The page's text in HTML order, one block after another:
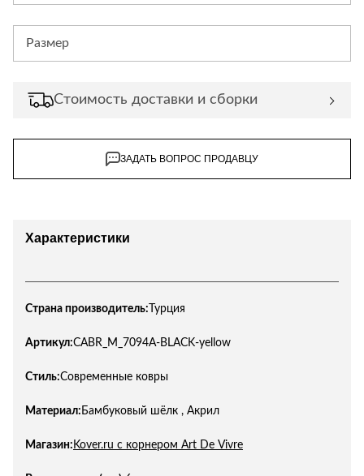
Размер
Стоимость доставки и сборки
ЗАДАТЬ ВОПРОС ПРОДАВЦУ
Характеристики
Страна производитель: Турция
Артикул:CABR_M_7094A-BLACK-yellow
Стиль:Современные ковры
Материал: Бамбуковый шёлк , Акрил
Магазин: Kover.ru с корнером Art De Vivre